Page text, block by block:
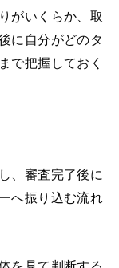
がいくらか、取
に自分がどのタ
で把握しておく
、審査完了後に
へ振り込む流れ